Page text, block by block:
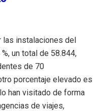
las instalaciones del
un total de 58.844,
de 70
porcentaje elevado es
han visitado de forma
de viajes,